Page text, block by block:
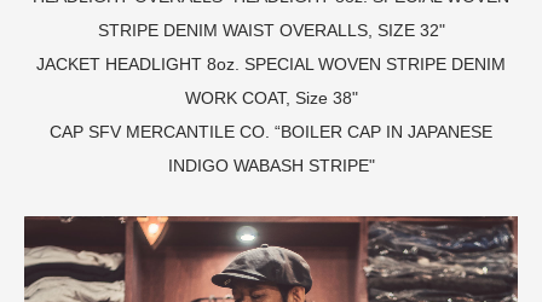
STRIPE DENIM WAIST OVERALLS, SIZE 32"
JACKET HEADLIGHT 8oz. SPECIAL WOVEN STRIPE DENIM
WORK COAT, Size 38"
CAP SFV MERCANTILE CO. “BOILER CAP IN JAPANESE
INDIGO WABASH STRIPE"